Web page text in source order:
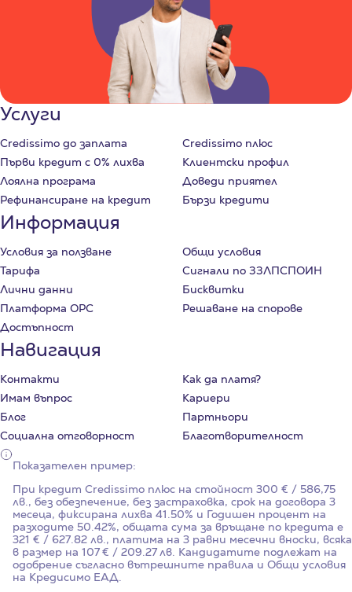
Услуги
Credissimo до заплата
Credissimo плюс
Първи кредит с 0% лихва
Клиентски профил
Лоялна програма
Доведи приятел
Рефинансиране на кредит
Бързи кредити
Информация
Условия за ползване
Общи условия
Тарифа
Сигнали по ЗЗЛПСПОИН
Лични данни
Бисквитки
Платформа ОРС
Решаване на спорове
Достъпност
Навигация
Контакти
Как да платя?
Имам въпрос
Кариери
Блог
Партньори
Социална отговорност
Благотворителност
Показателен пример:
При кредит Credissimo плюс на стойност 300 € / 586,75
лв., без обезпечение, без застраховка, срок на договора 3
месеца, фиксирана лихва 41.50% и Годишен процент на
разходите 50.42%, общата сума за връщане по кредита е
321 € / 627.82 лв., платима на 3 равни месечни вноски, всяка
в размер на 107 € / 209.27 лв. Кандидатите подлежат на
одобрение съгласно вътрешните правила и Общи условия
на Кредисимо ЕАД.